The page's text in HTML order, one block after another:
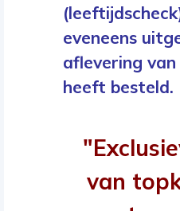
eveneens
aflevering
heeft besteld.
van